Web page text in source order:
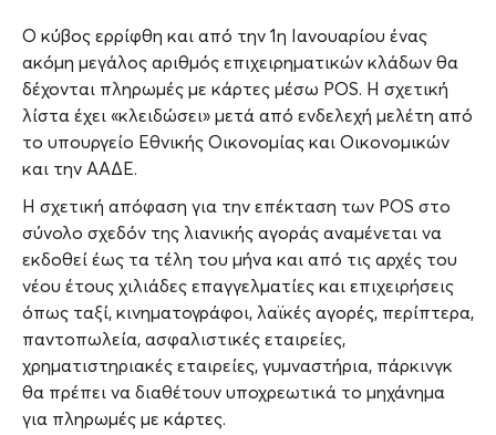
Ο κύβος ερρίφθη και από την 1η Ιανουαρίου ένας
ακόμη μεγάλος αριθμός επιχειρηματικών κλάδων θα
δέχονται πληρωμές με κάρτες μέσω POS. Η σχετική
λίστα έχει «κλειδώσει» μετά από ενδελεχή μελέτη από
το υπουργείο Εθνικής Οικονομίας και Οικονομικών
και την ΑΑΔΕ.
Η σχετική απόφαση για την επέκταση των POS στο
σύνολο σχεδόν της λιανικής αγοράς αναμένεται να
εκδοθεί έως τα τέλη του μήνα και από τις αρχές του
νέου έτους χιλιάδες επαγγελματίες και επιχειρήσεις
όπως ταξί, κινηματογράφοι, λαϊκές αγορές, περίπτερα,
παντοπωλεία, ασφαλιστικές εταιρείες,
χρηματιστηριακές εταιρείες, γυμναστήρια, πάρκινγκ
θα πρέπει να διαθέτουν υποχρεωτικά το μηχάνημα
για πληρωμές με κάρτες.